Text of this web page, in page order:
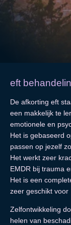
eft
De afkorting eft
een makkelijk te
emotionele en
Het is gebaseerd
passen op jezelf
Het werkt zeer
EMDR bij trauma
Het is een
zeer geschikt voor
Zelfontwikkeling
helen van